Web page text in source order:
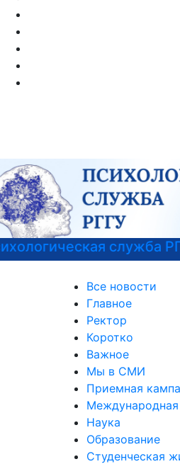
Узнать больше о
актуальных выставках
Все новости
Главное
Ректор
Коротко
Важное
Мы в СМИ
Приемная
Международная
Наука
Образование
Студенческая